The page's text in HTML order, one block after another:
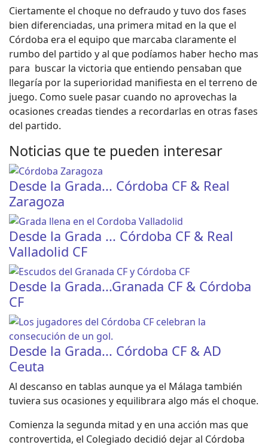
Ciertamente el choque no defraudo y tuvo dos fases
bien diferenciadas, una primera mitad en la que el
Córdoba era el equipo que marcaba claramente el
rumbo del partido y al que podíamos haber hecho mas
para buscar la victoria que entiendo pensaban que
llegaría por la superioridad manifiesta en el terreno de
juego. Como suele pasar cuando no aprovechas la
ocasiones creadas tiendes a recordarlas en otras fases
del partido.
Noticias que te pueden interesar
Desde la Grada... Córdoba CF & Real
Zaragoza
Desde la Grada ... Córdoba CF & Real
Valladolid CF
Desde la Grada...Granada CF & Córdoba
CF
Desde la Grada... Córdoba CF & AD
Ceuta
Al descanso en tablas aunque ya el Málaga también
tuviera sus ocasiones y equilibrara algo más el choque.
Comienza la segunda mitad y en una acción mas que
controvertida, el Colegiado decidió dejar al Córdoba